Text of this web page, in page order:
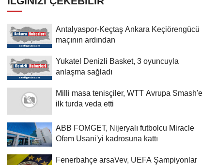
Antalyaspor-Keçtaş Ankara Keçiörengücü
maçının ardından
Yukatel Denizli Basket, 3 oyuncuyla
anlaşma sağladı
Milli masa tenisçiler, WTT Avrupa Smash'e
ilk turda veda etti
ABB FOMGET, Nijeryalı futbolcu Miracle
Ofem Usani'yi kadrosuna kattı
Fenerbahçe arsaVev, UEFA Şampiyonlar